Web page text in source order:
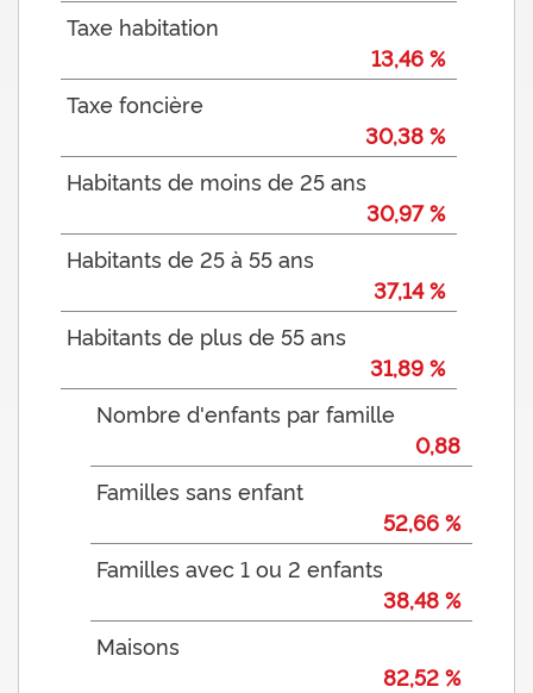
Taxe habitation
13,46 %
Taxe foncière
30,38 %
Habitants de moins de 25 ans
30,97 %
Habitants de 25 à 55 ans
37,14 %
Habitants de plus de 55 ans
31,89 %
Nombre d'enfants par famille
0,88
Familles sans enfant
52,66 %
Familles avec 1 ou 2 enfants
38,48 %
Maisons
82,52 %